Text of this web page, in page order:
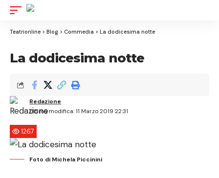
Teatrionline > Blog > Commedia > La dodicesima notte
La dodicesima notte
Ultima modifica: 11 Marzo 2019 22:31
Redazione
1267
Foto di Michela Piccinini